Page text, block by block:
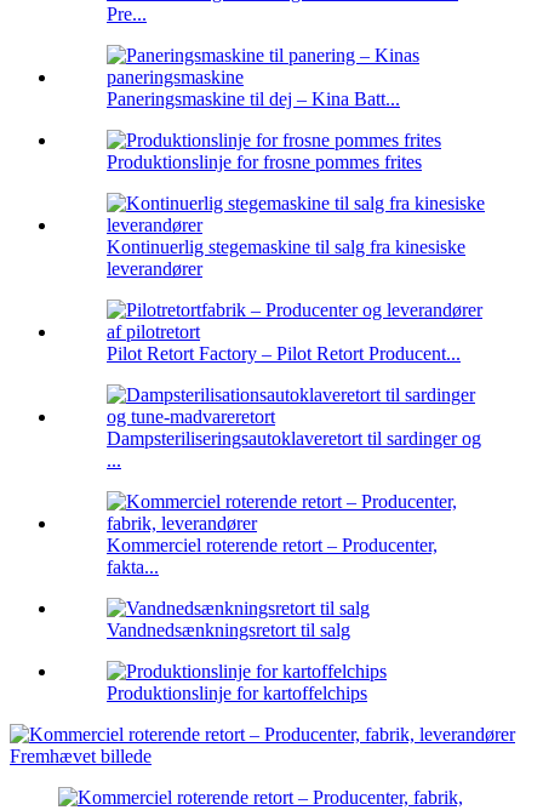
Pre...
Paneringsmaskine til dej – Kina Batt...
Produktionslinje for frosne pommes frites
Kontinuerlig stegemaskine til salg fra kinesiske
leverandører
Pilot Retort Factory – Pilot Retort Producent...
Dampsteriliseringsautoklaveretort til sardinger og
...
Kommerciel roterende retort – Producenter,
fakta...
Vandnedsænkningsretort til salg
Produktionslinje for kartoffelchips